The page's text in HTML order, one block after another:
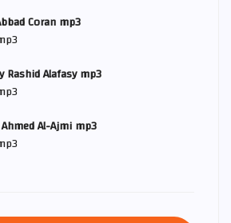
Coran mp3
Rashid Alafasy mp3
Al-Ajmi mp3